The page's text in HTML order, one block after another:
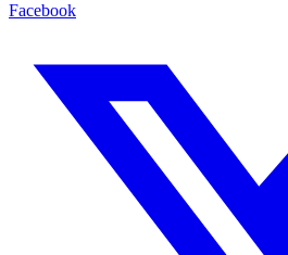
Facebook